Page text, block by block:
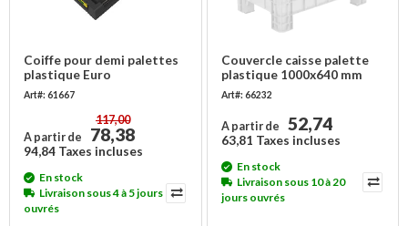
Coiffe pour demi palettes
plastique Euro
Art#: 61667
A partir de
117,00
78,38
94,84 Taxes incluses
En stock
Livraison sous 4 à 5 jours
ouvrés
Couvercle caisse palette
plastique 1000x640 mm
Art#: 66232
A partir de 52,74
63,81 Taxes incluses
En stock
Livraison sous 10 à 20
jours ouvrés